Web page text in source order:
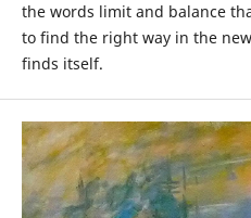
the words limit and balance
to find the right way in the
finds itself.